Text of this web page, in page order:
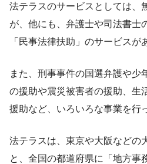
法テラスのサービスとしては、
が、他にも、弁護士や司法書士
「民事法律扶助」のサービスが
また、刑事事件の国選弁護や少
の援助や震災被害者の援助、生
援助など、いろいろな事業を行
法テラスは、東京や大阪などの
と、全国の都道府県に「地方事